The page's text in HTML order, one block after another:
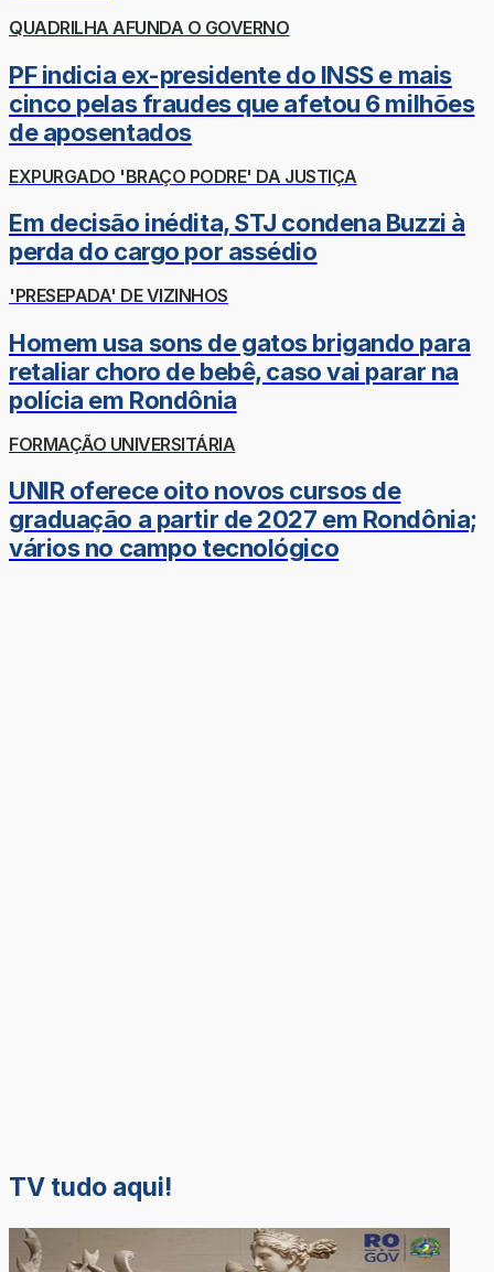
QUADRILHA AFUNDA O GOVERNO
PF indicia ex-presidente do INSS e mais
cinco pelas fraudes que afetou 6 milhões
de aposentados
EXPURGADO 'BRAÇO PODRE' DA JUSTIÇA
Em decisão inédita, STJ condena Buzzi à
perda do cargo por assédio
'PRESEPADA' DE VIZINHOS
Homem usa sons de gatos brigando para
retaliar choro de bebê, caso vai parar na
polícia em Rondônia
FORMAÇÃO UNIVERSITÁRIA
UNIR oferece oito novos cursos de
graduação a partir de 2027 em Rondônia;
vários no campo tecnológico
TV tudo aqui!